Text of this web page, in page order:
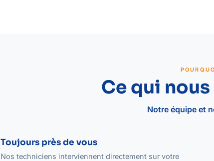
Ce qui
Notre équipe et
Toujours près de vous
Nos techniciens interviennent directement sur votre